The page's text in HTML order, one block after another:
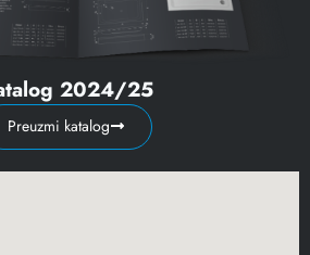
2024/25
Preuzmi katalog